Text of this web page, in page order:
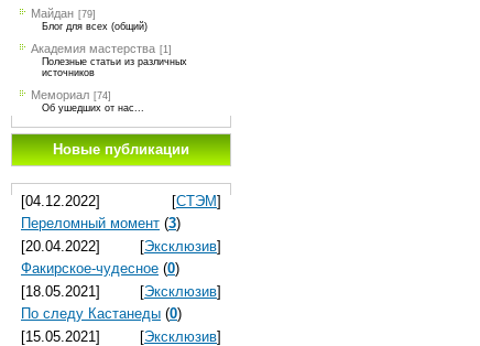
Майдан [79]
Блог для всех (общий)
Академия мастерства [1]
Полезные статьи из различных
источников
Мемориал [74]
Об ушедших от нас...
Новые публикации
[04.12.2022] [СТЭМ]
Переломный момент (3)
[20.04.2022]
[Эксклюзив]
Факирское-чудесное (0)
[18.05.2021]
[Эксклюзив]
По следу Кастанеды (0)
[15.05.2021]
[Эксклюзив]